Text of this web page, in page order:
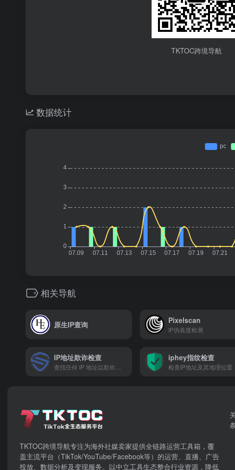
TKTOC跨境导航
数据统计
相关导航
原生IP查询 Pixelscan
IP伪装度检测
IP地址欺诈检查 iphey指纹检查
检查IP地址及其地理位置
TKTOC跨境导航​专注为海外社媒卖家提供全链路运营工具箱，覆
盖主流平台（TikTok/YouTube/Facebook等）​的运营、直播、广告
投放、数据分析及变现服务。以中立工具生态整合行业资源，降低